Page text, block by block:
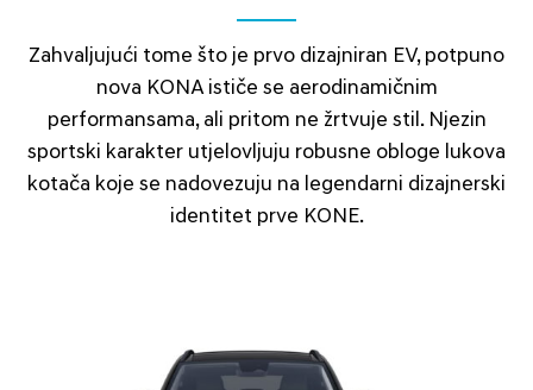
Zahvaljujući tome što je prvo dizajniran EV, potpuno
nova KONA ističe se aerodinamičnim
performansama, ali pritom ne žrtvuje stil. Njezin
sportski karakter utjelovljuju robusne obloge lukova
kotača koje se nadovezuju na legendarni dizajnerski
identitet prve KONE.